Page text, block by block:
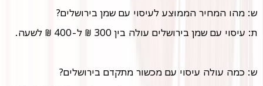
ש: מהו המחיר הממוצע לעיסוי עם שמן בירושלים?
ת: עיסוי עם שמן בירושלים עולה בין 300 ₪ ל-400 ₪ לשעה.
ש: כמה עולה עיסוי עם מכשור מתקדם בירושלים?